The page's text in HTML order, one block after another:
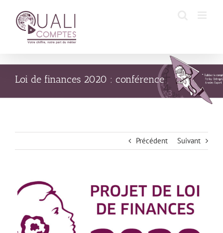
contenu
Loi de finances 2020 : conférence
Précédent Suivant
Voir
l'image